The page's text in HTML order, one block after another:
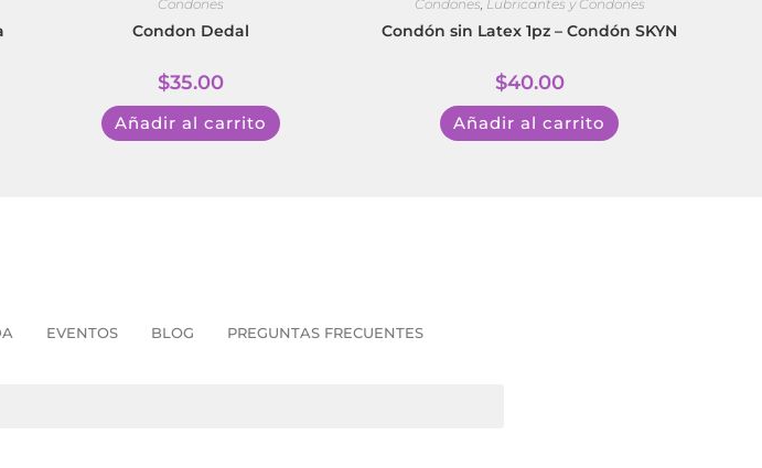
Condones
Condon Dedal
$35.00
Añadir al carrito
Condones, Lubricantes y Condones
Condón sin Latex 1pz – Condón SKYN
$40.00
Añadir al carrito
EVENTOS BLOG PREGUNTAS FRECUENTES